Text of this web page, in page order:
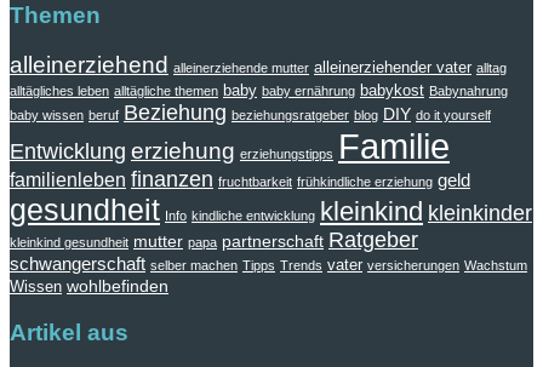
Themen
alleinerziehend alleinerziehende mutter alleinerziehender vater alltag
alltägliches leben alltägliche themen baby baby ernährung babykost Babynahrung
baby wissen beruf Beziehung beziehungsratgeber blog DIY do it yourself
Entwicklung erziehung erziehungstipps Familie
familienleben finanzen fruchtbarkeit frühkindliche erziehung geld
gesundheit Info kindliche entwicklung kleinkind kleinkinder
kleinkind gesundheit mutter papa partnerschaft Ratgeber
schwangerschaft selber machen Tipps Trends vater versicherungen Wachstum
Wissen wohlbefinden
Artikel aus